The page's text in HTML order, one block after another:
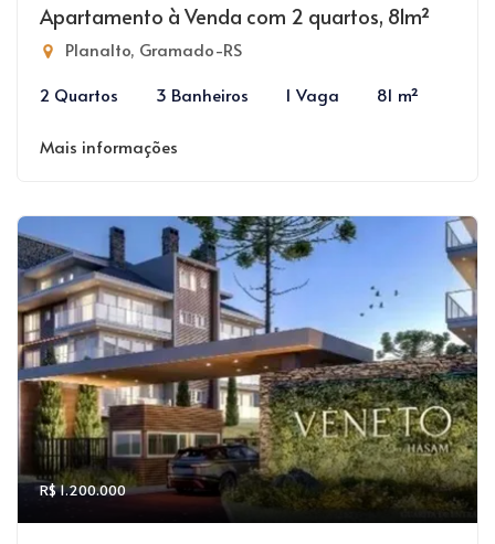
Apartamento à Venda com 2 quartos, 81m²
Planalto, Gramado-RS
2 Quartos
3 Banheiros 1 Vaga 81 m²
Mais informações
R$ 1.200.000